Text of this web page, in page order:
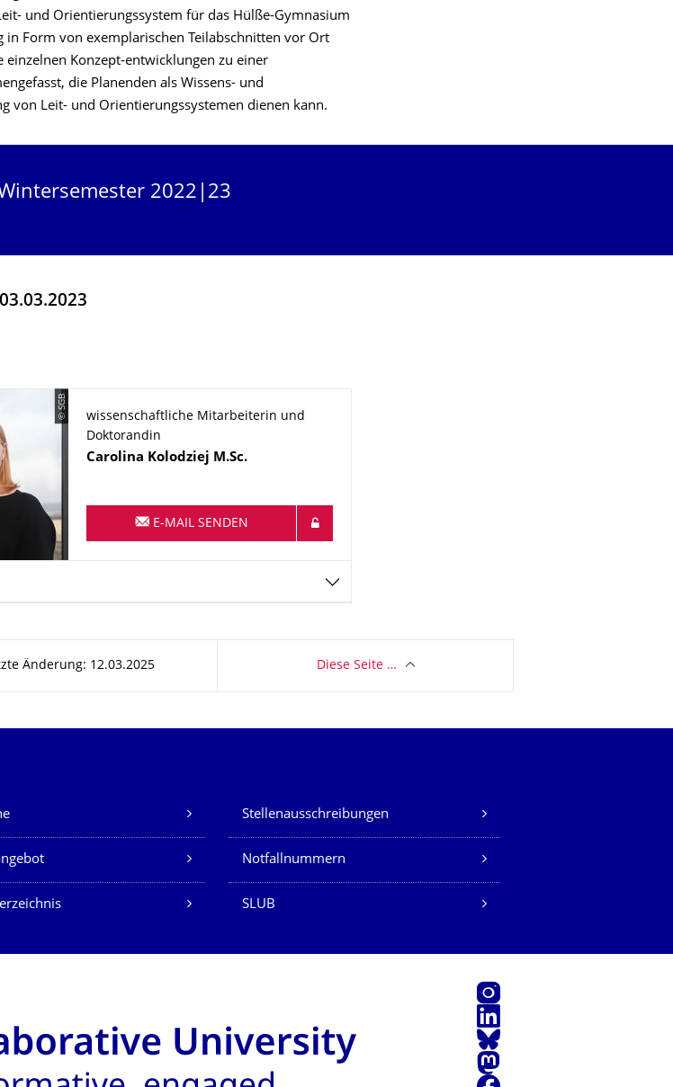
und Orientierungssystem für das Hülße-Gymnasium
Form von exemplarischen Teilabschnitten vor Ort
einzelnen Konzept-entwicklungen zu einer
die Planenden als Wissens- und
von Leit- und Orientierungssystemen dienen kann.
2022|23
© SGB
wissenschaftliche Mitarbeiterin und
Doktorandin
Name
Carolina Kolodziej M.Sc.
E-MAIL SENDEN
Änderung: 12.03.2025 Diese Seite …
Dienste
Stellenausschreibungen
Notfallnummern
SLUB
Instagram
LinkedIn
Bluesky
Mastodon
Facebook